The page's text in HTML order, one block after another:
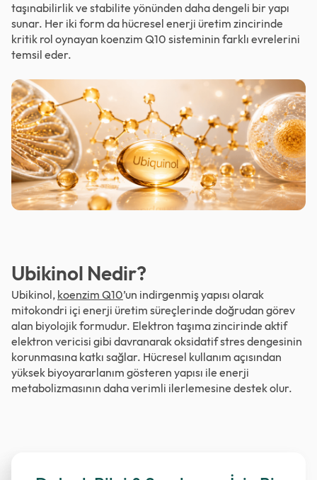
taşınabilirlik ve stabilite yönünden daha dengeli bir yapı
sunar. Her iki form da hücresel enerji üretim zincirinde
kritik rol oynayan koenzim Q10 sisteminin farklı evrelerini
temsil eder.
Ubikinol Nedir?
Ubikinol, koenzim Q10’un indirgenmiş yapısı olarak
mitokondri içi enerji üretim süreçlerinde doğrudan görev
alan biyolojik formudur. Elektron taşıma zincirinde aktif
elektron vericisi gibi davranarakoksidatif stresdengesinin
korunmasına katkı sağlar. Hücresel kullanım açısından
yüksek biyoyararlanım gösteren yapısı ile enerji
metabolizmasının daha verimli ilerlemesine destek olur.